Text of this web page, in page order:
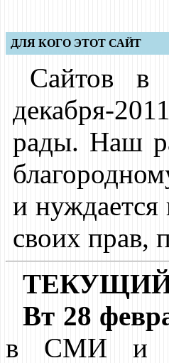
ДЛЯ КОГО ЭТОТ САЙТ
Сайтов в
декабря-
рады. Наш
и нуждается
своих прав,
Вт 28
в СМИ и